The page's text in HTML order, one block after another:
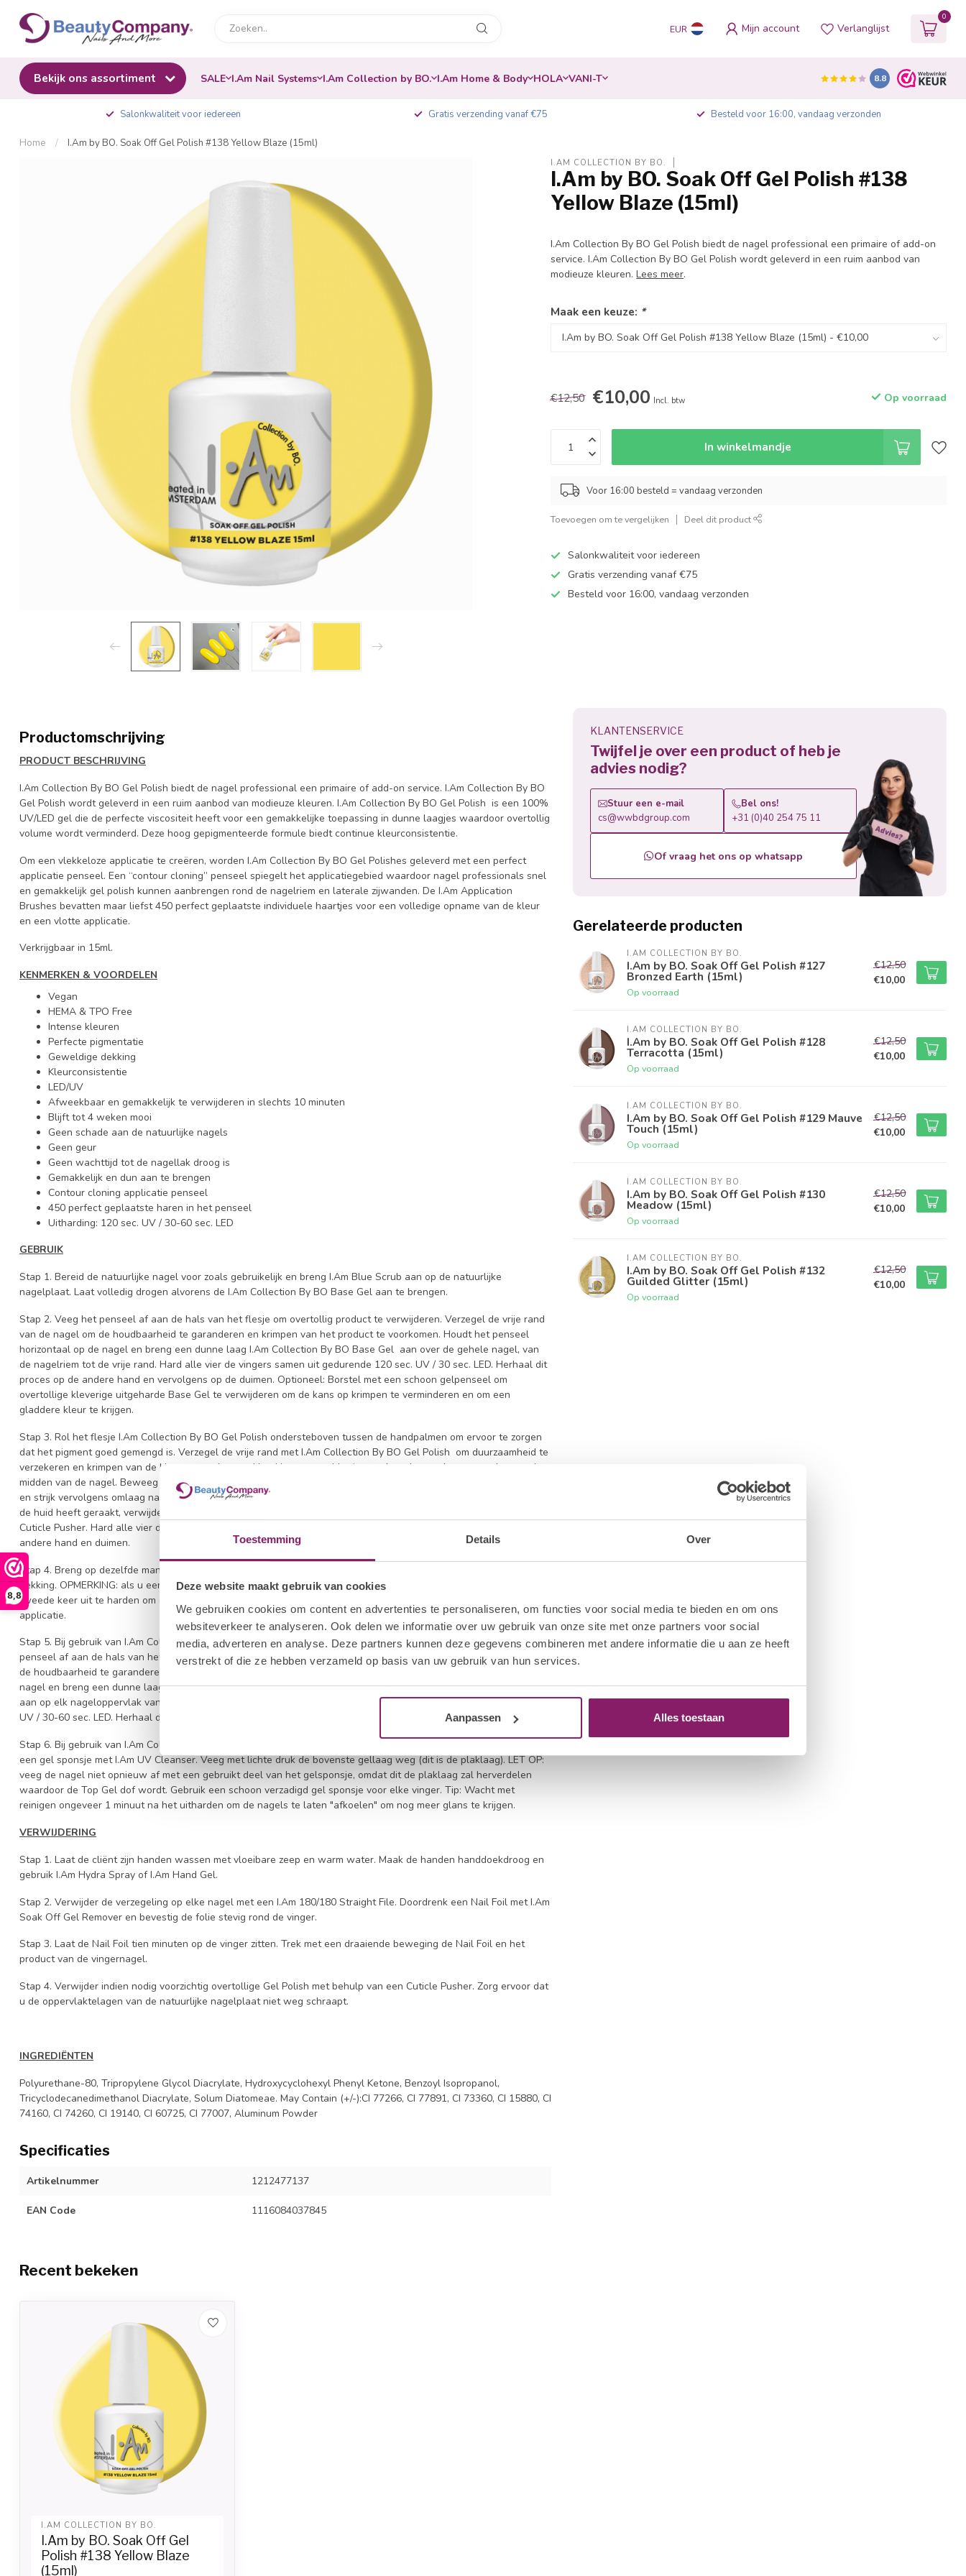
Toestemming Details Over
Deze website maakt gebruik van cookies
We gebruiken cookies om content en advertenties te personaliseren, om functies voor social media te bieden en om ons
websiteverkeer te analyseren. Ook delen we informatie over uw gebruik van onze site met onze partners voor social
media, adverteren en analyse. Deze partners kunnen deze gegevens combineren met andere informatie die u aan ze heeft
verstrekt of die ze hebben verzameld op basis van uw gebruik van hun services.
Aanpassen Alles toestaan
8,8
EUR Mijn account Verlanglijst
0
Bekijk ons assortiment SALE I.Am Nail Systems I.Am Collection by BO. I.Am Home & Body HOLA VANI-T 8.8
Salonkwaliteit voor iedereen Gratis verzending vanaf €75 Besteld voor 16:00, vandaag verzonden
Home / I.Am by BO. Soak Off Gel Polish #138 Yellow Blaze (15ml)
I.AM COLLECTION BY BO.
I.Am by BO. Soak Off Gel Polish #138
Yellow Blaze (15ml)
I.Am Collection By BO Gel Polish biedt de nagel professional een primaire of add-on
service. I.Am Collection By BO Gel Polish wordt geleverd in een ruim aanbod van
modieuze kleuren.Lees meer.
Maak een keuze: *
€12,50 €10,00 Incl. btw Op voorraad
In winkelmandje
Voor 16:00 besteld = vandaag verzonden
Toevoegen om te vergelijken Deel dit product
Salonkwaliteit voor iedereen
Gratis verzending vanaf €75
Besteld voor 16:00, vandaag verzonden
Productomschrijving
PRODUCT BESCHRIJVING
I.Am Collection By BO Gel Polish biedt de nagel professional een primaire of add-on service. I.Am Collection By BO
Gel Polish wordt geleverd in een ruim aanbod van modieuze kleuren. I.Am Collection By BO Gel Polish is een 100%
UV/LED gel die de perfecte viscositeit heeft voor een gemakkelijke toepassing in dunne laagjes waardoor overtollig
volume wordt verminderd. Deze hoog gepigmenteerde formule biedt continue kleurconsistentie.
Om een vlekkeloze applicatie te creëren, worden I.Am Collection By BO Gel Polishes geleverd met een perfect
applicatie penseel. Een “contour cloning” penseel spiegelt het applicatiegebied waardoor nagel professionals snel
en gemakkelijk gel polish kunnen aanbrengen rond de nagelriem en laterale zijwanden. De I.Am Application
Brushes bevatten maar liefst 450 perfect geplaatste individuele haartjes voor een volledige opname van de kleur
en een vlotte applicatie.
Verkrijgbaar in 15ml.
KENMERKEN & VOORDELEN
Vegan
HEMA & TPO Free
Intense kleuren
Perfecte pigmentatie
Geweldige dekking
Kleurconsistentie
LED/UV
Afweekbaar en gemakkelijk te verwijderen in slechts 10 minuten
Blijft tot 4 weken mooi
Geen schade aan de natuurlijke nagels
Geen geur
Geen wachttijd tot de nagellak droog is
Gemakkelijk en dun aan te brengen
Contour cloning applicatie penseel
450 perfect geplaatste haren in het penseel
Uitharding: 120 sec. UV / 30-60 sec. LED
GEBRUIK
Stap 1. Bereid de natuurlijke nagel voor zoals gebruikelijk en breng I.Am Blue Scrub aan op de natuurlijke
nagelplaat. Laat volledig drogen alvorens de I.Am Collection By BO Base Gel aan te brengen.
Stap 2. Veeg het penseel af aan de hals van het flesje om overtollig product te verwijderen. Verzegel de vrije rand
van de nagel om de houdbaarheid te garanderen en krimpen van het product te voorkomen. Houdt het penseel
horizontaal op de nagel en breng een dunne laag I.Am Collection By BO Base Gel aan over de gehele nagel, van
de nagelriem tot de vrije rand. Hard alle vier de vingers samen uit gedurende 120 sec. UV / 30 sec. LED. Herhaal dit
proces op de andere hand en vervolgens op de duimen. Optioneel: Borstel met een schoon gelpenseel om
overtollige kleverige uitgeharde Base Gel te verwijderen om de kans op krimpen te verminderen en om een
gladdere kleur te krijgen.
Stap 3. Rol het flesje I.Am Collection By BO Gel Polish ondersteboven tussen de handpalmen om ervoor te zorgen
dat het pigment goed gemengd is. Verzegel de vrije rand met I.Am Collection By BO Gel Polish om duurzaamheid te
verzekeren en krimpen van de kleur te voorkomen. Houd het penseel horizontaal op de nagel en ga verder naar het
midden van de nagel. Beweeg het penseel vanuit het midden van de nagel omhoog naar de proximale nagelplooi
en strijk vervolgens omlaag naar de vrije rand. Zorg ervoor dat de gelpolish niet op de huid komt. Als de gelpolish
de huid heeft geraakt, verwijder dit dan voor het uitharden van de nagel met behulp van I.Am UV Cleanser en een
Cuticle Pusher. Hard alle vier de nagels gedurende 120 sec. UV / 30-60 sec. LED uit. Herhaal het proces op de
andere hand en duimen.
Stap 4. Breng op dezelfde manier een tweede dunne laag gelpolish aan. Deze laag zorgt voor een volledige
dekking. OPMERKING: als u een sterk gepigmenteerde tint of een andere lamp gebruikt, kan het nodig zijn om een
tweede keer uit te harden om er zeker van te zijn dat de kleur volledig uitgehard is en niet uitloopt in uw Top Gel
applicatie.
Stap 5. Bij gebruik van I.Am Collection By BO No Wipe Top Gel of I.Am Collection By BO Matte Top Gel, veegt u het
penseel af aan de hals van het flesje om overtollig product te verwijderen. Verzegel de vrije rand van de nagel om
de houdbaarheid te garanderen en krimpen van het product te voorkomen. Houd het penseel horizontaal op de
nagel en breng een dunne laag I.Am Collection By BO No Wipe Top Gel of I.Am Collection By BO Matte Top Gel
aan op elk nageloppervlak van alle vier de nagels van één hand. Hard alle vier de nagels uit gedurende 120 sec.
UV / 30-60 sec. LED. Herhaal dit op de andere hand en eindig met de duim.
Stap 6. Bij gebruik van I.Am Collection By BO Sticky Top Gel zal het nodig zijn om te reinigen na uitharding. Verzadig
een gel sponsje met I.Am UV Cleanser. Veeg met lichte druk de bovenste gellaag weg (dit is de plaklaag). LET OP:
veeg de nagel niet opnieuw af met een gebruikt deel van het gelsponsje, omdat dit de plaklaag zal herverdelen
waardoor de Top Gel dof wordt. Gebruik een schoon verzadigd gel sponsje voor elke vinger. Tip: Wacht met
reinigen ongeveer 1 minuut na het uitharden om de nagels te laten "afkoelen" om nog meer glans te krijgen.
VERWIJDERING
Stap 1. Laat de cliënt zijn handen wassen met vloeibare zeep en warm water. Maak de handen handdoekdroog en
gebruik I.Am Hydra Spray of I.Am Hand Gel.
Stap 2. Verwijder de verzegeling op elke nagel met een I.Am 180/180 Straight File. Doordrenk een Nail Foil met I.Am
Soak Off Gel Remover en bevestig de folie stevig rond de vinger.
Stap 3. Laat de Nail Foil tien minuten op de vinger zitten. Trek met een draaiende beweging de Nail Foil en het
product van de vingernagel.
Stap 4. Verwijder indien nodig voorzichtig overtollige Gel Polish met behulp van een Cuticle Pusher. Zorg ervoor dat
u de oppervlaktelagen van de natuurlijke nagelplaat niet weg schraapt.
INGREDIËNTEN
Polyurethane-80, Tripropylene Glycol Diacrylate, Hydroxycyclohexyl Phenyl Ketone, Benzoyl Isopropanol,
Tricyclodecanedimethanol Diacrylate, Solum Diatomeae. May Contain (+/-):CI 77266, CI 77891, CI 73360, CI 15880, CI
74160, CI 74260, CI 19140, CI 60725, CI 77007, Aluminum Powder
Specificaties
Artikelnummer 1212477137
EAN Code 1116084037845
KLANTENSERVICE
Twijfel je over een product of heb je
advies nodig?
Stuur een e-mail
cs@wwbdgroup.com
Bel ons!
+31 (0)40 254 75 11
Of vraag het ons op whatsapp
Gerelateerde producten
I.AM COLLECTION BY BO.
I.Am by BO. Soak Off Gel Polish #127
Bronzed Earth (15ml)
Op voorraad
€12,50
€10,00
I.AM COLLECTION BY BO.
I.Am by BO. Soak Off Gel Polish #128
Terracotta (15ml)
Op voorraad
€12,50
€10,00
I.AM COLLECTION BY BO.
I.Am by BO. Soak Off Gel Polish #129 Mauve
Touch (15ml)
Op voorraad
€12,50
€10,00
I.AM COLLECTION BY BO.
I.Am by BO. Soak Off Gel Polish #130
Meadow (15ml)
Op voorraad
€12,50
€10,00
I.AM COLLECTION BY BO.
I.Am by BO. Soak Off Gel Polish #132
Guilded Glitter (15ml)
Op voorraad
€12,50
€10,00
Recent bekeken
I.AM COLLECTION BY BO.
I.Am by BO. Soak Off Gel
Polish #138 Yellow Blaze
(15ml)